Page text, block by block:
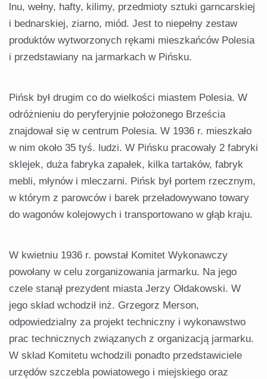
lnu, wełny, hafty, kilimy, przedmioty sztuki garncarskiej
i bednarskiej, ziarno, miód. Jest to niepełny zestaw
produktów wytworzonych rękami mieszkańców Polesia
i przedstawiany na jarmarkach w Pińsku.
Pińsk był drugim co do wielkości miastem Polesia. W
odróżnieniu do peryferyjnie położonego Brześcia
znajdował się w centrum Polesia. W 1936 r. mieszkało
w nim około 35 tyś. ludzi. W Pińsku pracowały 2 fabryki
sklejek, duża fabryka zapałek, kilka tartaków, fabryk
mebli, młynów i mleczarni. Pińsk był portem rzecznym,
w którym z parowców i barek przeładowywano towary
do wagonów kolejowych i transportowano w głąb kraju.
W kwietniu 1936 r. powstał Komitet Wykonawczy
powołany w celu zorganizowania jarmarku. Na jego
czele stanął prezydent miasta Jerzy Ołdakowski. W
jego skład wchodził inż. Grzegorz Merson,
odpowiedzialny za projekt techniczny i wykonawstwo
prac technicznych związanych z organizacją jarmarku.
W skład Komitetu wchodzili ponadto przedstawiciele
urzędów szczebla powiatowego i miejskiego oraz